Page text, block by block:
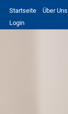
Startseite Über Uns
Login